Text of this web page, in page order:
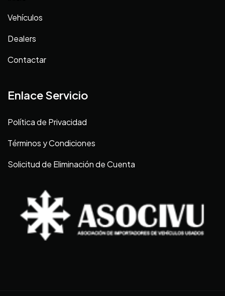
Vehículos
Dealers
Contactar
Enlace Servicio
Política de Privacidad
Términos y Condiciones
Solicitud de Eliminación de Cuenta